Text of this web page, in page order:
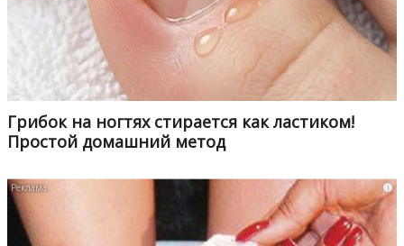
Грибок на ногтях стирается как ластиком!
Простой домашний метод
i